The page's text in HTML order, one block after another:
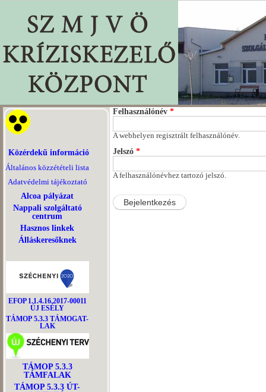
Közérdekű információ
Általános közzétételi lista
Adatvédelmi tájékoztató
Alcoa pályázat
Nappali szolgáltató
centrum
Hasznos linkek
Álláskeresőknek
EFOP 1.1.4.16.2017-00011
ÚJ ESÉLY
TÁMOP 5.3.3 TÁMOGAT-
LAK
TÁMOP 5.3.3
TÁMFALAK
TÁMOP 5.3.3 ÚT-
Felhasználónév *
A webhelyen regisztrált felhasználónév.
Jelszó *
A felhasználónévhez tartozó jelszó.